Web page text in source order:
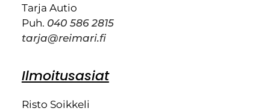
Tarja Autio
Puh. 040 586 2815
tarja@reimari.fi
Ilmoitusasiat
Risto Soikkeli